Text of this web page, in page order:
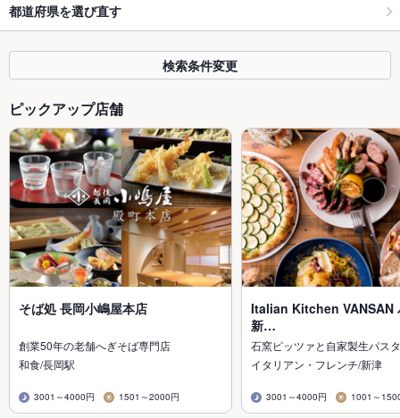
都道府県を選び直す
検索条件変更
ピックアップ店舗
そば処 長岡小嶋屋本店
創業50年の老舗へぎそば専門店
和食/長岡駅
3001～4000円 1501～2000円
Italian Kitchen VANSAN
新…
石窯ピッツァと自家製生パスタ
イタリアン・フレンチ/新津
3001～4000円 1001～